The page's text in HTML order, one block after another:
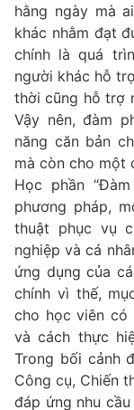
hằng ngày mà
khác nhằm đạt
chính là quá
người khác hỗ
thời cũng hỗ trợ
Vậy nên, đàm
năng căn bản
mà còn cho một
Học phần
phương pháp,
thuật phục vụ
nghiệp và cá
ứng dụng của
chính vì thế,
cho học viên có
và cách thực
Trong bối cảnh
Công cụ, Chiến
đáp ứng nhu